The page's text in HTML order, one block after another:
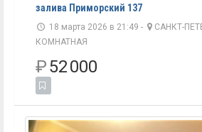
залива Приморский 137
18 марта 2026 в 21:49 - САНКТ-
КОМНАТНАЯ
₽52 000